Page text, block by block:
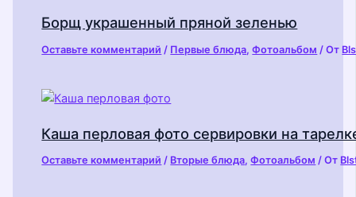
Борщ украшенный пряной зеленью
Оставьте комментарий / Первые блюда,Фотоальбом / От
Каша перловая фото сервировки на
Оставьте комментарий / Вторые блюда,Фотоальбом / От